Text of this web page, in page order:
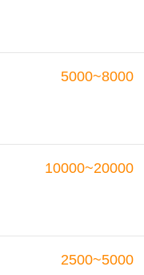
5000~8000
10000~20000
2500~5000